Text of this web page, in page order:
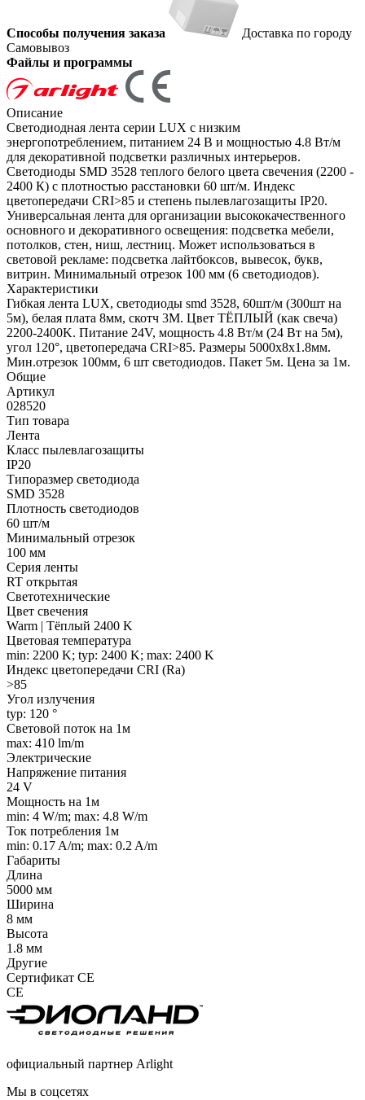
Способы получения заказа
Доставка по городу
Самовывоз
Файлы и программы
Описание
Светодиодная лента серии LUX с низким
энергопотреблением, питанием 24 В и мощностью 4.8 Вт/м
для декоративной подсветки различных интерьеров.
Светодиоды SMD 3528 теплого белого цвета свечения (2200 -
2400 К) с плотностью расстановки 60 шт/м. Индекс
цветопередачи CRI>85 и степень пылевлагозащиты IP20.
Универсальная лента для организации высококачественного
основного и декоративного освещения: подсветка мебели,
потолков, стен, ниш, лестниц. Может использоваться в
световой рекламе: подсветка лайтбоксов, вывесок, букв,
витрин. Минимальный отрезок 100 мм (6 светодиодов).
Характеристики
Гибкая лента LUX, светодиоды smd 3528, 60шт/м (300шт на
5м), белая плата 8мм, скотч 3М. Цвет ТЁПЛЫЙ (как свеча)
2200-2400K. Питание 24V, мощность 4.8 Вт/м (24 Вт на 5м),
угол 120°, цветопередача CRI>85. Размеры 5000х8x1.8мм.
Мин.отрезок 100мм, 6 шт светодиодов. Пакет 5м. Цена за 1м.
Общие
Артикул
028520
Тип товара
Лента
Класс пылевлагозащиты
IP20
Типоразмер светодиода
SMD 3528
Плотность светодиодов
60 шт/м
Минимальный отрезок
100 мм
Серия ленты
RT открытая
Светотехнические
Цвет свечения
Warm | Тёплый 2400 K
Цветовая температура
min: 2200 K; typ: 2400 K; max: 2400 K
Индекс цветопередачи CRI (Ra)
>85
Угол излучения
typ: 120 °
Световой поток на 1м
max: 410 lm/m
Электрические
Напряжение питания
24 V
Мощность на 1м
min: 4 W/m; max: 4.8 W/m
Ток потребления 1м
min: 0.17 A/m; max: 0.2 A/m
Габариты
Длина
5000 мм
Ширина
8 мм
Высота
1.8 мм
Другие
Сертификат CE
CE
официальный партнер Arlight
Мы в соцсетях